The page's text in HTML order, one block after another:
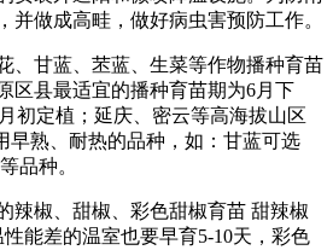
并做成高畦，做好病虫害预防工作。
甘蓝、苤蓝、生菜等作物播种育苗
区县最适宜的播种育苗期为6月下
初定植；延庆、密云等高海拔山区
早熟、耐热的品种，如：甘蓝可选
品种。
椒、甜椒、彩色甜椒育苗 甜辣椒
能差的温室也要早育5-10天，彩色